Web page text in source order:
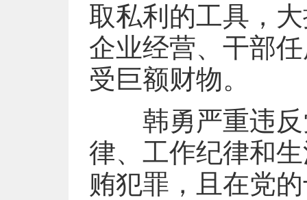
取私利的工具，
企业经营、干部
受巨额财物。
韩勇严重违反
律、工作纪律和
贿犯罪，且在党